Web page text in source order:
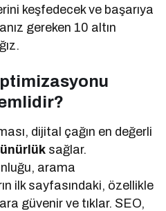
keşfedecek ve başarıya
gereken 10 altın
dijital çağın en değerli
sağlar.
arama
ilk sayfasındaki, özellikle
güvenir ve tıklar. SEO,